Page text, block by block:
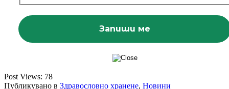
Post Views: 78
Публикувано в Здравословно хранене, Новини